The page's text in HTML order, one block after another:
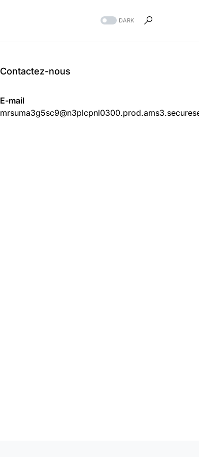
DARK
Contactez-nous
E-mail